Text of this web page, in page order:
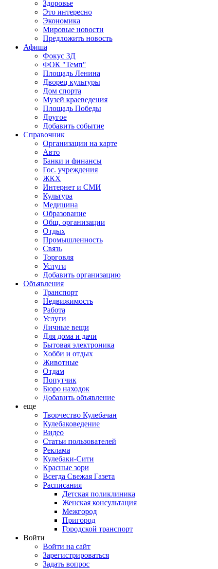
Здоровье
Это интересно
Экономика
Мировые новости
Предложить новость
Афиша
Фокус 3Д
ФОК "Темп"
Площадь Ленина
Дворец культуры
Дом спорта
Музей краеведения
Площадь Победы
Другое
Добавить событие
Справочник
Организации на карте
Авто
Банки и финансы
Гос. учреждения
ЖКХ
Интернет и СМИ
Культура
Медицина
Образование
Общ. организации
Отдых
Промышленность
Связь
Торговля
Услуги
Добавить организацию
Объявления
Транспорт
Недвижимость
Работа
Услуги
Личные вещи
Для дома и дачи
Бытовая электроника
Хобби и отдых
Животные
Отдам
Попутчик
Бюро находок
Добавить объявление
еще
Творчество Кулебачан
Кулебаковедение
Видео
Статьи пользователей
Реклама
Кулебаки-Сити
Красные зори
Всегда Свежая Газета
Расписания
Детская поликлиника
Женская консультация
Межгород
Пригород
Городской транспорт
Войти
Войти на сайт
Зарегистрироваться
Задать вопрос